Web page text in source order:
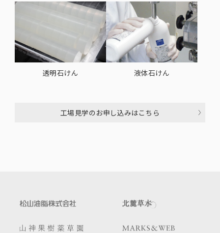
透明石けん 液体石けん
工場見学のお申し込みはこちら